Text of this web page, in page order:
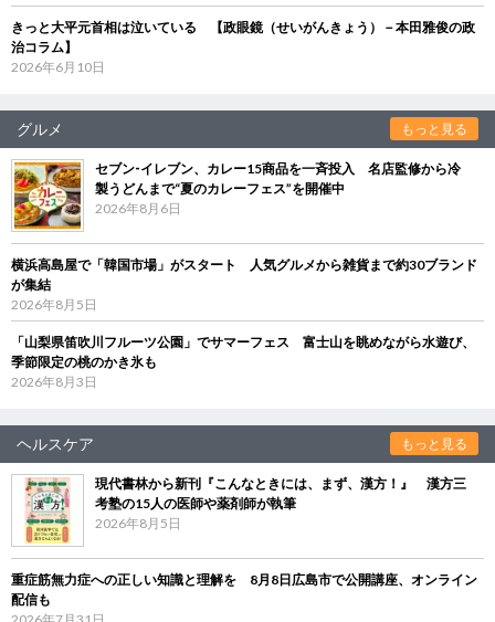
きっと大平元首相は泣いている 【政眼鏡（せいがんきょう）－本田雅俊の政
治コラム】
2026年6月10日
グルメ もっと見る
セブン‐イレブン、カレー15商品を一斉投入 名店監修から冷
製うどんまで“夏のカレーフェス”を開催中
2026年8月6日
横浜高島屋で「韓国市場」がスタート 人気グルメから雑貨まで約30ブランド
が集結
2026年8月5日
「山梨県笛吹川フルーツ公園」でサマーフェス 富士山を眺めながら水遊び、
季節限定の桃のかき氷も
2026年8月3日
ヘルスケア もっと見る
現代書林から新刊『こんなときには、まず、漢方！』 漢方三
考塾の15人の医師や薬剤師が執筆
2026年8月5日
重症筋無力症への正しい知識と理解を 8月8日広島市で公開講座、オンライン
配信も